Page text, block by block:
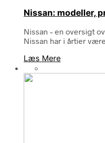
Nissan: modeller,
Nissan – en oversigt
Nissan har i årtier
Læs Mere